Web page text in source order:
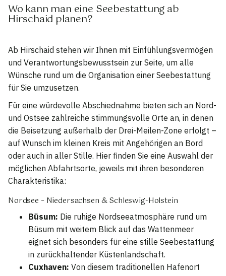
Wo kann man eine Seebestattung ab
Hirschaid planen?
Ab Hirschaid stehen wir Ihnen mit Einfühlungsvermögen
und Verantwortungsbewusstsein zur Seite, um alle
Wünsche rund um die Organisation einer Seebestattung
für Sie umzusetzen.
Für eine würdevolle Abschiednahme bieten sich an Nord-
und Ostsee zahlreiche stimmungsvolle Orte an, in denen
die Beisetzung außerhalb der Drei-Meilen-Zone erfolgt –
auf Wunsch im kleinen Kreis mit Angehörigen an Bord
oder auch in aller Stille. Hier finden Sie eine Auswahl der
möglichen Abfahrtsorte, jeweils mit ihren besonderen
Charakteristika:
Nordsee – Niedersachsen & Schleswig-Holstein
Büsum: Die ruhige Nordseeatmosphäre rund um
Büsum mit weitem Blick auf das Wattenmeer
eignet sich besonders für eine stille Seebestattung
in zurückhaltender Küstenlandschaft.
Cuxhaven: Von diesem traditionellen Hafenort